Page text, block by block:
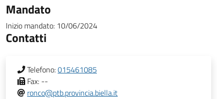
Mandato
Inizio mandato: 10/06/2024
Contatti
Telefono:015461085
Fax: --
ronco@ptb.provincia.biella.it